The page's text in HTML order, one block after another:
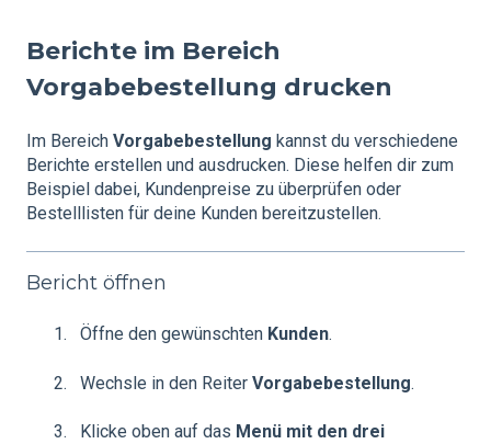
Berichte im Bereich
Vorgabebestellung drucken
Im Bereich Vorgabebestellung kannst du verschiedene
Berichte erstellen und ausdrucken. Diese helfen dir zum
Beispiel dabei, Kundenpreise zu überprüfen oder
Bestelllisten für deine Kunden bereitzustellen.
Bericht öffnen
Öffne den gewünschten Kunden.
Wechsle in den Reiter Vorgabebestellung.
Klicke oben auf das Menü mit den drei